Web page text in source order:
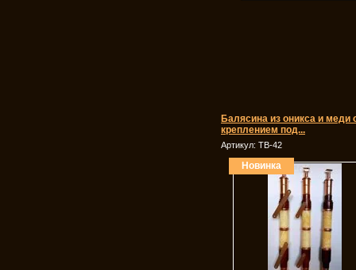
Балясина из оникса и меди
креплением под...
Артикул: ТВ-42
Новинка